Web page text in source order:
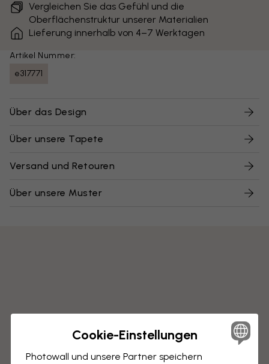
Vergleichen Sie das Gefühl und die
Oberflächenstruktur unserer Materialien
Lieferung innerhalb von 4–7 Werktagen
Artikel Nummer:
e317771
Über das Design
Über unsere Tapete
Versand und Retouren
Über unsere Muster
Cookie-Einstellungen
Photowall und unsere Partner speichern